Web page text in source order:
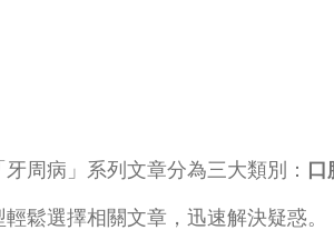
周病」系列文章分為三大類別： 口
鬆選擇相關文章，迅速解決疑惑。